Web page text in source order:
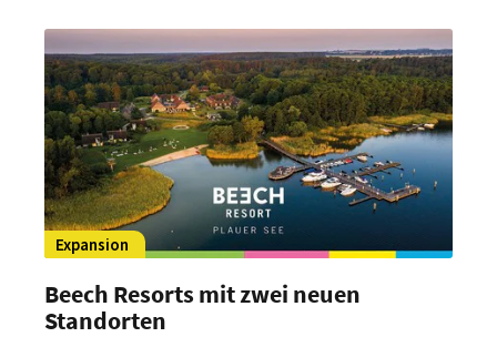
Portfolio erweitern.
Expansion
Beech Resorts mit zwei neuen
Standorten